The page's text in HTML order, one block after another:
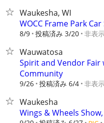
Waukesha, WI
WOCC Frame Park
8/9 投稿済み 3/20 非表
Wauwatosa
Spirit and Vendor Fair
Community
9/26 投稿済み 6/4 非表
Waukesha
Wings & Wheels